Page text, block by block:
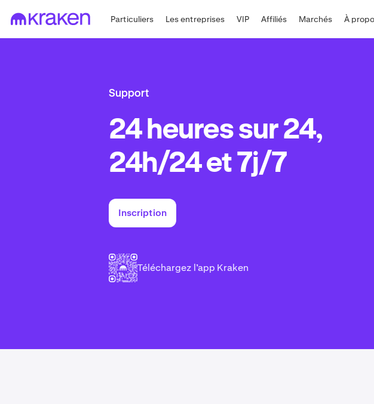
Particuliers Les entreprises VIP Affiliés Marchés À
Support
24 heures sur 24,
24h/24 et 7j/7
Inscription
Téléchargez l’app Kraken